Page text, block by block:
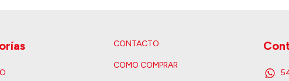
CONTACTO
COMO COMPRAR